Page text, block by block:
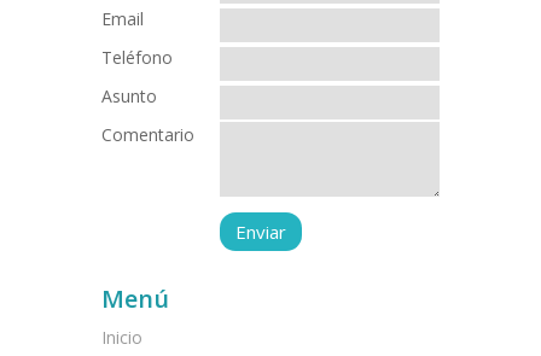
Email
Teléfono
Asunto
Comentario
Menú
Inicio